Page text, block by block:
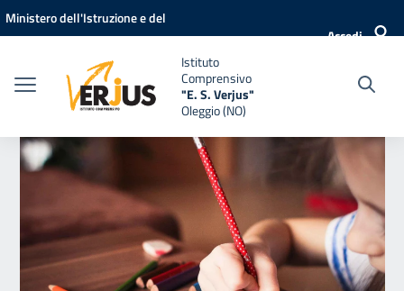
Vai ai contenuti
Vai al menu di navigazione
Vai al footer
Ministero dell'Istruzione e del
Accedi
Istituto
Comprensivo
"E. S. Verjus"
Oleggio (NO)